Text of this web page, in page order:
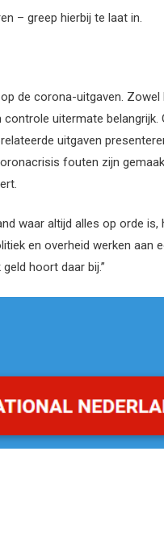
– greep hierbij te laat in.
de corona-uitgaven. Zowel
uitermate belangrijk.
uitgaven
fouten zijn
waar altijd alles op orde is,
en overheid werken aan
hoort daar bij.”